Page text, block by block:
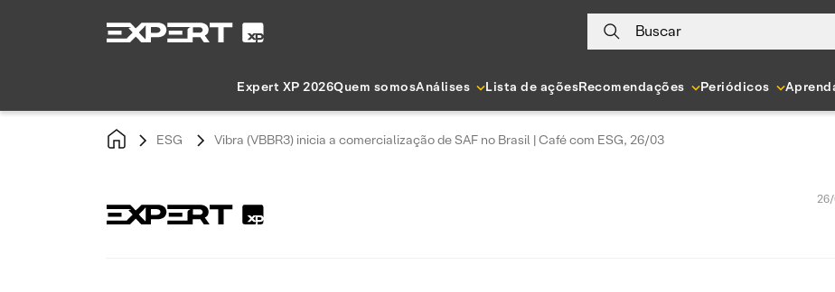
Buscar
Expert XP 2026Quem somosAnálises Lista de açõesRecomendações Periódicos
ESG Vibra (VBBR3) inicia a comercialização de SAF no Brasil | Café com ESG, 26/03